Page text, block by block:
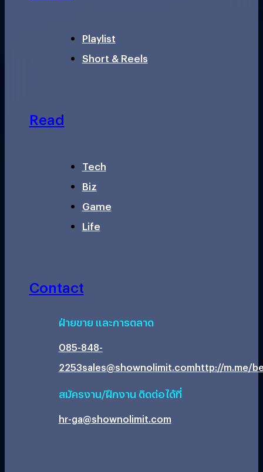
Playlist
Short & Reels
Read
Tech
Biz
Game
Life
Contact
ฝ่ายขาย และการตลาด
085-848-
2253sales@shownolimit.comhttp://m.me/
สมัครงาน/ฝึกงาน ติดต่อได้ที่
hr-ga@shownolimit.com